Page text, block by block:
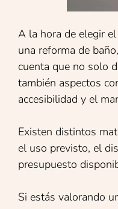
A la hora de elegir
una reforma de
cuenta que no solo
también aspectos
accesibilidad y el
Existen distintos
el uso previsto, el
presupuesto
Si estás valorando